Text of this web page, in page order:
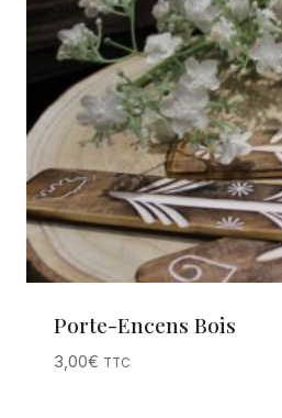
Porte-Encens Bois
3,00€ TTC